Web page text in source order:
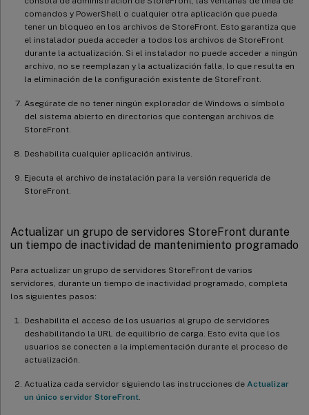
comandos y PowerShell o cualquier otra aplicación que pueda
tener un bloqueo en los archivos de StoreFront. Esto garantiza que
el instalador pueda acceder a todos los archivos de StoreFront
durante la actualización. Si el instalador no puede acceder a ningún
archivo, no se reemplazan y la actualización falla, lo que resulta en
la eliminación de la configuración existente de StoreFront.
Asegúrate de no tener ningún explorador de Windows o símbolo
del sistema abierto en directorios que contengan archivos de
StoreFront.
Deshabilita cualquier aplicación antivirus.
Ejecuta el archivo de instalación para la versión requerida de
StoreFront.
Actualizar un grupo de servidores StoreFront durante
un tiempo de inactividad de mantenimiento programado
Para actualizar un grupo de servidores StoreFront de varios
servidores, durante un tiempo de inactividad programado, completa
los siguientes pasos:
Deshabilita el acceso de los usuarios al grupo de servidores
deshabilitando la URL de equilibrio de carga. Esto evita que los
usuarios se conecten a la implementación durante el proceso de
actualización.
Actualiza cada servidor siguiendo las instrucciones de Actualizar
un único servidor StoreFront